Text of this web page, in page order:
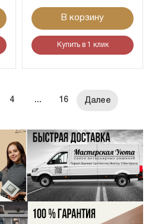
В корзину
Купить в 1 клик
4 ... 16